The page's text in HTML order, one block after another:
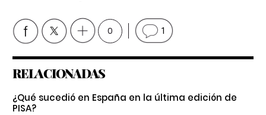
0 1
RELACIONADAS
¿Qué sucedió en España en la última edición de
PISA?